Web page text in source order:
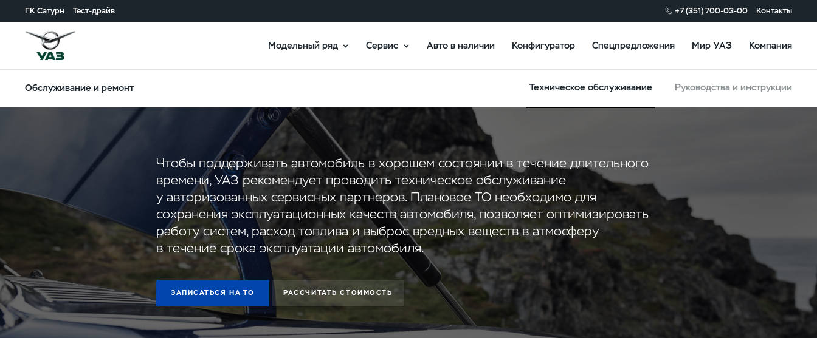
ГК Сатурн Тест-драйв +7 (351) 700-03-00 Контакты
Модельный ряд Сервис Авто в наличии Конфигуратор Спецпредложения Мир УАЗ Компания
Обслуживание и ремонт Техническое обслуживание Руководства и инструкции
Чтобы поддерживать автомобиль в хорошем состоянии в течение длительного
времени, УАЗ рекомендует проводить техническое обслуживание
у авторизованных сервисных партнеров. Плановое ТО необходимо для
сохранения эксплуатационных качеств автомобиля, позволяет оптимизировать
работу систем, расход топлива и выброс вредных веществ в атмосферу
в течение срока эксплуатации автомобиля.
ЗАПИСАТЬСЯ НА ТО РАССЧИТАТЬ СТОИМОСТЬ